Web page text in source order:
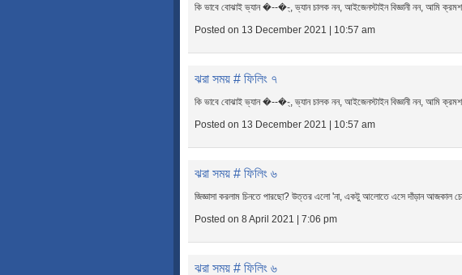
কি ভাবে বোঝাই ভ্যান �--�-্‌, ভ্যান চালক নন, আইজেনস্টাইন বিজ্ঞানী নন, আমি
Posted on 13 December 2021 | 10:57 am
ঝরা সময় # ফিলিং ৭
কি ভাবে বোঝাই ভ্যান �--�-্‌, ভ্যান চালক নন, আইজেনস্টাইন বিজ্ঞানী নন, আমি
Posted on 13 December 2021 | 10:57 am
ঝরা সময় # ফিলিং ৬
জিজ্ঞাসা করলাম চিনতে পারছো? উত্তর এলো 'না, একটু আলোতে এসে দাঁড়ান
Posted on 8 April 2021 | 7:06 pm
ঝরা সময় # ফিলিং ৬